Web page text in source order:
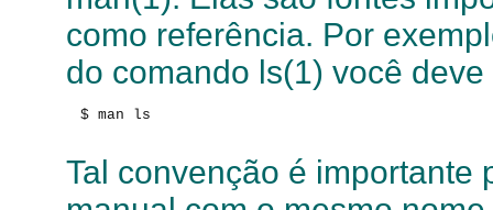
como referência. Por
do comando ls(1) você
$ man ls
Tal convenção é importante